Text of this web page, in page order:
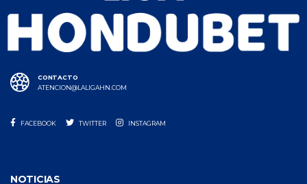
CONTACTO
ATENCION@LALIGAHN.COM
FACEBOOK TWITTER INSTAGRAM
NOTICIAS